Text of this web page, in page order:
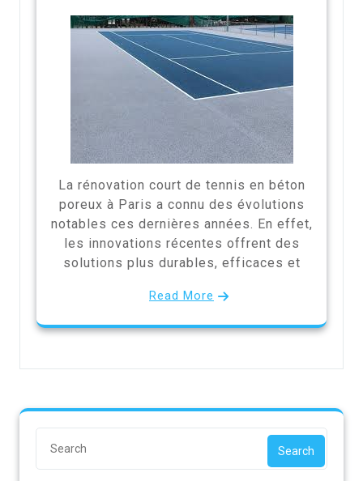
La rénovation court de tennis en béton
poreux à Paris a connu des évolutions
notables ces dernières années. En effet,
les innovations récentes offrent des
solutions plus durables, efficaces et
Read More
Search